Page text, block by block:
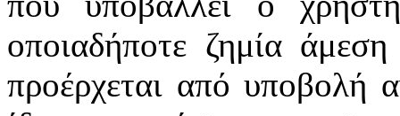
οποιαδήποτε ζημία
προέρχεται από υποβολή